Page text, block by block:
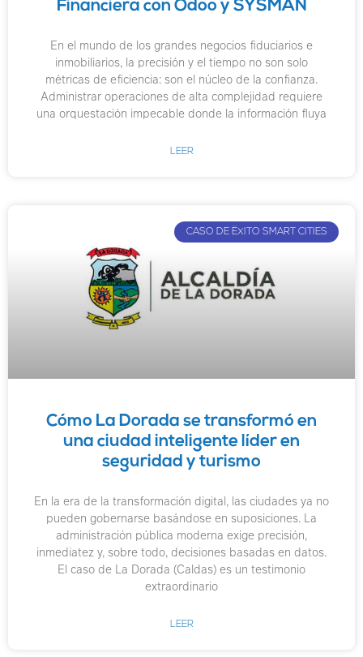
Financiera con Odoo y SYSMAN
En el mundo de los grandes negocios fiduciarios e
inmobiliarios, la precisión y el tiempo no son solo
métricas de eficiencia: son el núcleo de la confianza.
Administrar operaciones de alta complejidad requiere
una orquestación impecable donde la información fluya
LEER
CASO DE ËXITO SMART CITIES
Cómo La Dorada se transformó en
una ciudad inteligente líder en
seguridad y turismo
En la era de la transformación digital, las ciudades ya no
pueden gobernarse basándose en suposiciones. La
administración pública moderna exige precisión,
inmediatez y, sobre todo, decisiones basadas en datos.
El caso de La Dorada (Caldas) es un testimonio
extraordinario
LEER